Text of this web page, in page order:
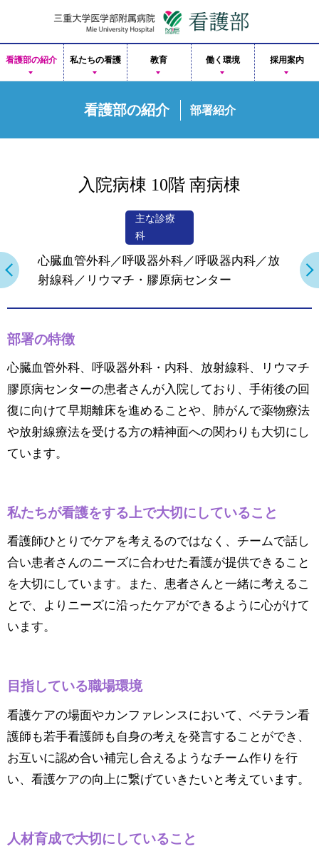
看護部の紹介 私たちの看護 教育 働く環境 採用案内
看護部の紹介 部署紹介
入院病棟 10階 南病棟
主な診療
科
心臓血管外科／呼吸器外科／呼吸器内科／放
射線科／リウマチ・膠原病センター
部署の特徴
心臓血管外科、呼吸器外科・内科、放射線科、リウマチ
膠原病センターの患者さんが入院しており、手術後の回
復に向けて早期離床を進めることや、肺がんで薬物療法
や放射線療法を受ける方の精神面への関わりも大切にし
ています。
私たちが看護をする上で大切にしていること
看護師ひとりでケアを考えるのではなく、チームで話し
合い患者さんのニーズに合わせた看護が提供できること
を大切にしています。また、患者さんと一緒に考えるこ
とで、よりニーズに沿ったケアができるように心がけて
います。
目指している職場環境
看護ケアの場面やカンファレンスにおいて、ベテラン看
護師も若手看護師も自身の考えを発言することができ、
お互いに認め合い補完し合えるようなチーム作りを行
い、看護ケアの向上に繋げていきたいと考えています。
人材育成で大切にしていること